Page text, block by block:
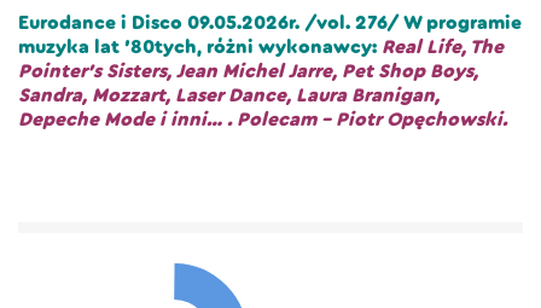
Eurodance i Disco 09.05.2026r. /vol. 276/ W programie
muzyka lat ’80tych, różni wykonawcy: Real Life, The
Pointer’s Sisters, Jean Michel Jarre, Pet Shop Boys,
Sandra, Mozzart, Laser Dance, Laura Branigan,
Depeche Mode i inni… . Polecam – Piotr Opęchowski.